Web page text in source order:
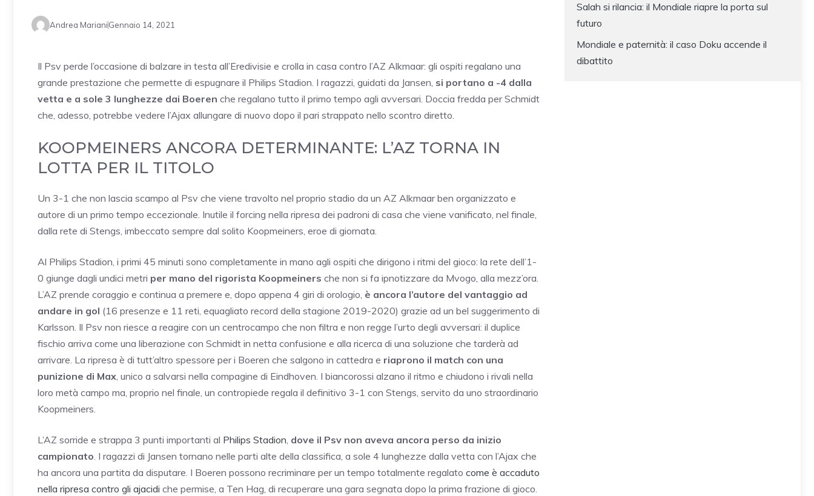
Andrea MarianiGennaio 14, 2021
Il Psv perde l’occasione di balzare in testa all’Eredivisie e crolla in casa contro l’AZ Alkmaar: gli ospiti regalano una
grande prestazione che permette di espugnare il Philips Stadion. I ragazzi, guidati da Jansen, si portano a -4 dalla
vetta e a sole 3 lunghezze dai Boeren che regalano tutto il primo tempo agli avversari. Doccia fredda per Schmidt
che, adesso, potrebbe vedere l’Ajax allungare di nuovo dopo il pari strappato nello scontro diretto.
KOOPMEINERS ANCORA DETERMINANTE: L’AZ TORNA IN
LOTTA PER IL TITOLO
Un 3-1 che non lascia scampo al Psv che viene travolto nel proprio stadio da un AZ Alkmaar ben organizzato e
autore di un primo tempo eccezionale. Inutile il forcing nella ripresa dei padroni di casa che viene vanificato, nel finale,
dalla rete di Stengs, imbeccato sempre dal solito Koopmeiners, eroe di giornata.
Al Philips Stadion, i primi 45 minuti sono completamente in mano agli ospiti che dirigono i ritmi del gioco: la rete dell’1-
0 giunge dagli undici metri per mano del rigorista Koopmeiners che non si fa ipnotizzare da Mvogo, alla mezz’ora.
L’AZ prende coraggio e continua a premere e, dopo appena 4 giri di orologio, è ancora l’autore del vantaggio ad
andare in gol (16 presenze e 11 reti, equagliato record della stagione 2019-2020) grazie ad un bel suggerimento di
Karlsson. Il Psv non riesce a reagire con un centrocampo che non filtra e non regge l’urto degli avversari: il duplice
fischio arriva come una liberazione con Schmidt in netta confusione e alla ricerca di una soluzione che tarderà ad
arrivare. La ripresa è di tutt’altro spessore per i Boeren che salgono in cattedra e riaprono il match con una
punizione di Max, unico a salvarsi nella compagine di Eindhoven. I biancorossi alzano il ritmo e chiudono i rivali nella
loro metà campo ma, proprio nel finale, un contropiede regala il definitivo 3-1 con Stengs, servito da uno straordinario
Koopmeiners.
L’AZ sorride e strappa 3 punti importanti al Philips Stadion, dove il Psv non aveva ancora perso da inizio
campionato. I ragazzi di Jansen tornano nelle parti alte della classifica, a sole 4 lunghezze dalla vetta con l’Ajax che
ha ancora una partita da disputare. I Boeren possono recriminare per un tempo totalmente regalato come è accaduto
nella ripresa contro gli ajacidi che permise, a Ten Hag, di recuperare una gara segnata dopo la prima frazione di gioco.
Salah si rilancia: il Mondiale riapre la porta sul
futuro
Mondiale e paternità: il caso Doku accende il
dibattito